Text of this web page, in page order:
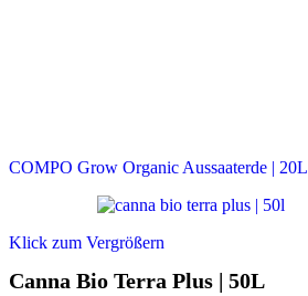
COMPO Grow Organic Aussaaterde | 20L
Klick zum Vergrößern
Canna Bio Terra Plus | 50L